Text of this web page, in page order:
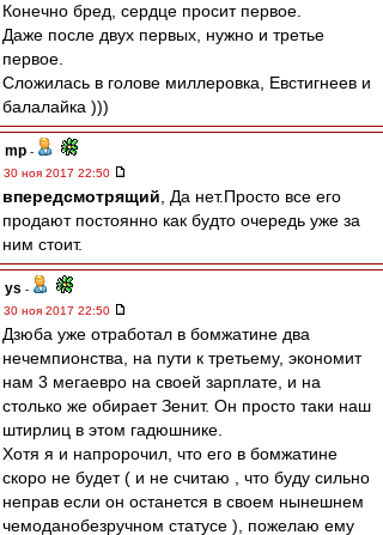
Конечно бред, сердце просит первое.
Даже после двух первых, нужно и третье
первое.
Сложилась в голове миллеровка, Евстигнеев и
балалайка )))
mp -
30 ноя 2017 22:50
впередсмотрящий , Да нет.Просто все его
продают постоянно как будто очередь уже за
ним стоит.
ys -
30 ноя 2017 22:50
Дзюба уже отработал в бомжатине два
нечемпионства, на пути к третьему, экономит
нам 3 мегаевро на своей зарплате, и на
столько же обирает Зенит. Он просто таки наш
штирлиц в этом гадюшнике.
Хотя я и напророчил, что его в бомжатине
скоро не будет ( и не считаю , что буду сильно
неправ если он останется в своем нынешнем
чемоданобезручном статусе ), пожелаю ему